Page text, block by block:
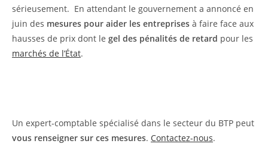
sérieusement. En attendant le gouvernement a annoncé en
juin des mesures pour aider les entreprises à faire face aux
hausses de prix dont le gel des pénalités de retard pour les
marchés de l’État.
Un expert-comptable spécialisé dans le secteur du BTP peut
vous renseigner sur ces mesures. Contactez-nous.